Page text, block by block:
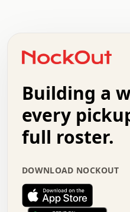
+   .   .   .   .   .
.   .   .   .   .   .
.   .   .   .   +   .
.   :   .   .   .   .
.   .   x   .   .   .
.   .   .   .   :   .
.   .   .   .   .   .
.   .   .   .   .   .
.   .   .   .   .   :
.   .   .   .   .   .
Building a
every
full roster.
DOWNLOAD NOCKOUT